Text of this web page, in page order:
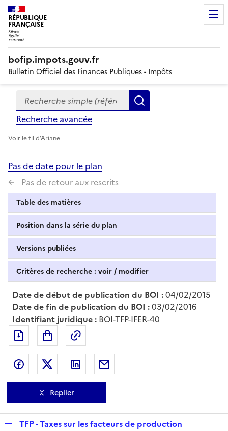
RÉPUBLIQUE
FRANÇAISE
bofip.impots.gouv.fr
Bulletin Officiel des Finances Publiques - Impôts
Formulaire
de
recherche
Recherche simple (références, mots clés, partie du
Recherche avancée
Voir le fil d'Ariane
Pas de date pour le plan
Pas de retour aux rescrits
Table des matières
Position dans la série du plan
Versions publiées
Critères de recherche : voir / modifier
Date de début de publication du BOI :04/02/2015
Date de fin de publication du BOI :03/02/2016
Identifiant juridique : BOI-TFP-IFER-40
Exporter le document au format pdf
Partager sur Facebook
Partager sur Twitter
Partager sur LinkedIn
Replier
TFP - Taxes sur les facteurs de production